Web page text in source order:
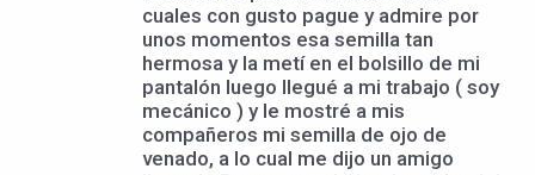
cuales con gusto pague y admire por
unos momentos esa semilla tan
hermosa y la metí en el bolsillo de mi
pantalón luego llegué a mi trabajo ( soy
mecánico ) y le mostré a mis
compañeros mi semilla de ojo de
venado, a lo cual me dijo un amigo